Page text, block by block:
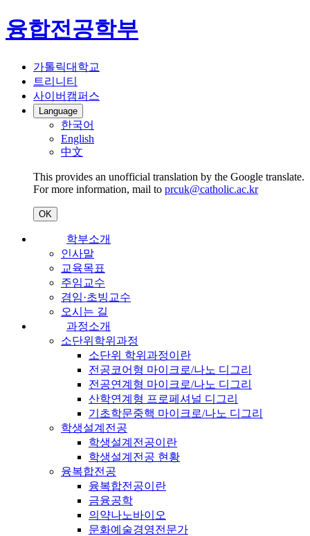
융합전공학부
가톨릭대학교
트리니티
사이버캠퍼스
Language
한국어
English
中文
This provides an unofficial translation by the Google translate.
For more information, mail to prcuk@catholic.ac.kr
OK
학부소개
인사말
교육목표
주임교수
겸임·초빙교수
오시는 길
과정소개
소단위학위과정
소단위 학위과정이란
전공코어형 마이크로/나노 디그리
전공연계형 마이크로/나노 디그리
산학연계형 프로페셔널 디그리
기초학문중핵 마이크로/나노 디그리
학생설계전공
학생설계전공이란
학생설계전공 현황
융복합전공
융복합전공이란
금융공학
의약나노바이오
문화예술경영전문가